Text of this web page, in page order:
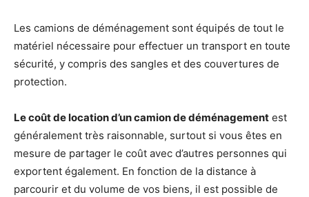
Les camions de déménagement sont équipés de tout le
matériel nécessaire pour effectuer un transport en toute
sécurité, y compris des sangles et des couvertures de
protection.
Le coût de location d’un camion de déménagement est
généralement très raisonnable, surtout si vous êtes en
mesure de partager le coût avec d’autres personnes qui
exportent également. En fonction de la distance à
parcourir et du volume de vos biens, il est possible de